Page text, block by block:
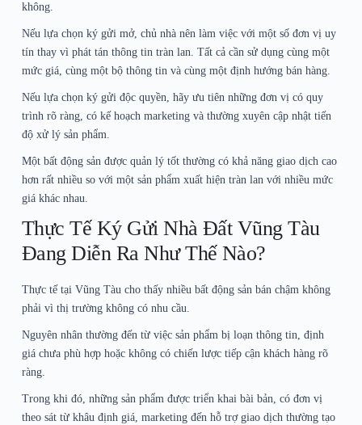
không.
Nếu lựa chọn ký gửi mở, chủ nhà nên làm việc với một số đơn vị uy
tín thay vì phát tán thông tin tràn lan. Tất cả cần sử dụng cùng một
mức giá, cùng một bộ thông tin và cùng một định hướng bán hàng.
Nếu lựa chọn ký gửi độc quyền, hãy ưu tiên những đơn vị có quy
trình rõ ràng, có kế hoạch marketing và thường xuyên cập nhật tiến
độ xử lý sản phẩm.
Một bất động sản được quản lý tốt thường có khả năng giao dịch cao
hơn rất nhiều so với một sản phẩm xuất hiện tràn lan với nhiều mức
giá khác nhau.
Thực Tế Ký Gửi Nhà Đất Vũng Tàu
Đang Diễn Ra Như Thế Nào?
Thực tế tại Vũng Tàu cho thấy nhiều bất động sản bán chậm không
phải vì thị trường không có nhu cầu.
Nguyên nhân thường đến từ việc sản phẩm bị loạn thông tin, định
giá chưa phù hợp hoặc không có chiến lược tiếp cận khách hàng rõ
ràng.
Trong khi đó, những sản phẩm được triển khai bài bản, có đơn vị
theo sát từ khâu định giá, marketing đến hỗ trợ giao dịch thường tạo